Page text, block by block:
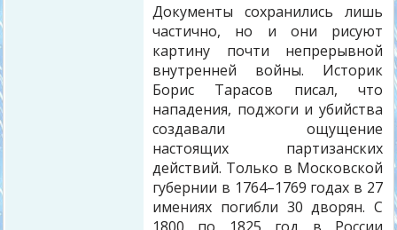
Документы сохранились лишь
частично, но и они рисуют
картину почти непрерывной
внутренней войны. Историк
Борис Тарасов писал, что
нападения, поджоги и убийства
создавали ощущение
настоящих партизанских
действий. Только в Московской
губернии в 1764–1769 годах в 27
имениях погибли 30 дворян. С